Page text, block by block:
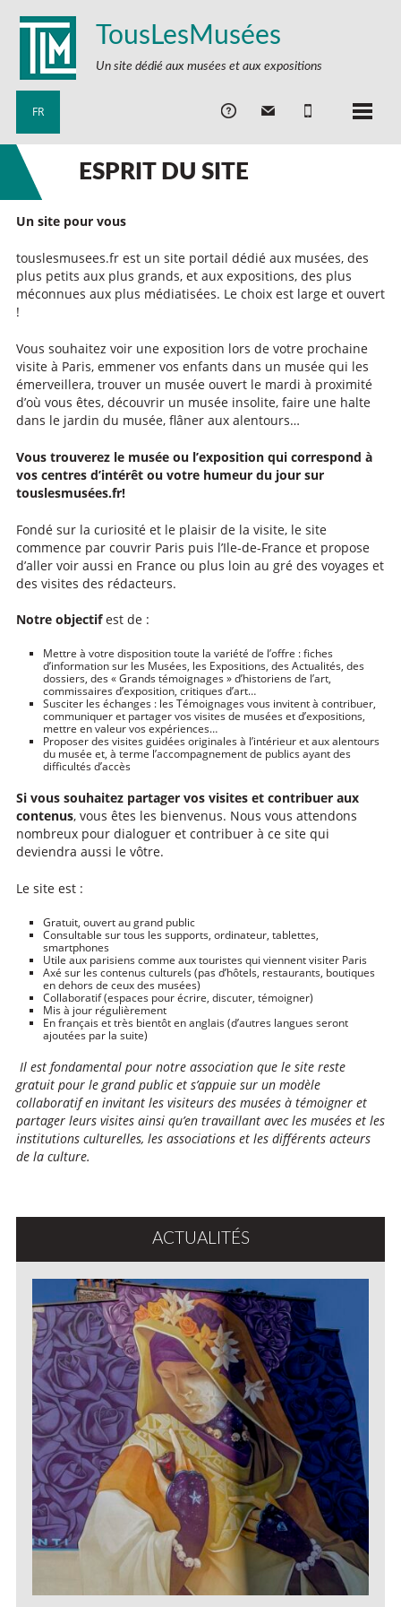
TousLesMusées
Un site dédié aux musées et aux expositions
FR
ESPRIT DU SITE
Un site pour vous
touslesmusees.fr est un site portail dédié aux musées, des
plus petits aux plus grands, et aux expositions, des plus
méconnues aux plus médiatisées. Le choix est large et ouvert
!
Vous souhaitez voir une exposition lors de votre prochaine
visite à Paris, emmener vos enfants dans un musée qui les
émerveillera, trouver un musée ouvert le mardi à proximité
d’où vous êtes, découvrir un musée insolite, faire une halte
dans le jardin du musée, flâner aux alentours…
Vous trouverez le musée ou l’exposition qui correspond à
vos centres d’intérêt ou votre humeur du jour sur
touslesmusées.fr!
Fondé sur la curiosité et le plaisir de la visite, le site
commence par couvrir Paris puis l’Ile-de-France et propose
d’aller voir aussi en France ou plus loin au gré des voyages et
des visites des rédacteurs.
Notre objectifest de :
Mettre à votre disposition toute la variété de l’offre : fiches
d’information sur les Musées, les Expositions, des Actualités, des
dossiers, des « Grands témoignages » d’historiens de l’art,
commissaires d’exposition, critiques d’art…
Susciter les échanges : les Témoignages vous invitent à contribuer,
communiquer et partager vos visites de musées et d’expositions,
mettre en valeur vos expériences…
Proposer des visites guidées originales à l’intérieur et aux alentours
du musée et, à terme l’accompagnement de publics ayant des
difficultés d’accès
Si vous souhaitez partager vos visites et contribuer aux
contenus, vous êtes les bienvenus. Nous vous attendons
nombreux pour dialoguer et contribuer à ce site qui
deviendra aussi le vôtre.
Le site est :
Gratuit, ouvert au grand public
Consultable sur tous les supports, ordinateur, tablettes,
smartphones
Utile aux parisiens comme aux touristes qui viennent visiter Paris
Axé sur les contenus culturels (pas d’hôtels, restaurants, boutiques
en dehors de ceux des musées)
Collaboratif (espaces pour écrire, discuter, témoigner)
Mis à jour régulièrement
En français et très bientôt en anglais (d’autres langues seront
ajoutées par la suite)
Il est fondamental pour notre association que le site reste
gratuit pour le grand public et s’appuie sur un modèle
collaboratif en invitant les visiteurs des musées à témoigner et
partager leurs visites ainsi qu’en travaillant avec les musées et les
institutions culturelles, les associations et les différents acteurs
de la culture.
ACTUALITÉS